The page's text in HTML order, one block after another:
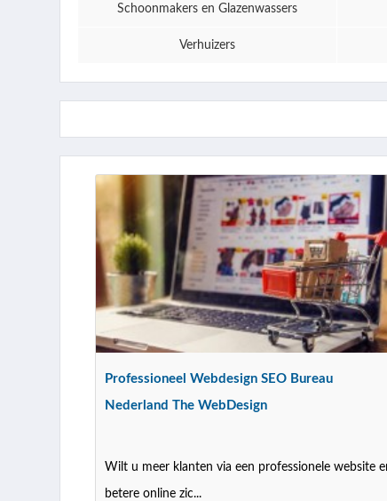
Schoonmakers en Glazenwassers
Verhuizers
Professioneel Webdesign SEO Bureau
Nederland The WebDesign
Wilt u meer klanten via een professionele website
betere online zic...